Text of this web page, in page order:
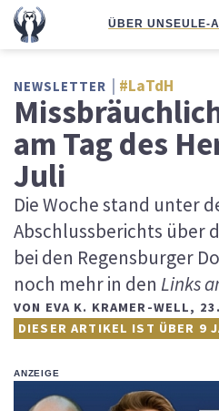
ÜBER UNSEULE-
NEWSLETTER #LaTdH
am Tag des
Juli
Die Woche stand unter
Abschlussberichts über
bei den Regensburger
noch mehr in den Links
VON EVA K. KRAMER-WELL,
DIESER ARTIKEL IST ÜBER 9
ANZEIGE